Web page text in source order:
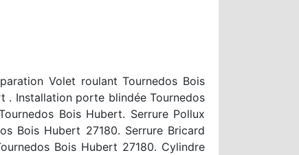
Volet roulant Tournedos Bois
. Installation porte blindée Tournedos
Bois Hubert. Serrure Pollux
Bois Hubert 27180. Serrure Bricard
Bois Hubert 27180. Cylindre